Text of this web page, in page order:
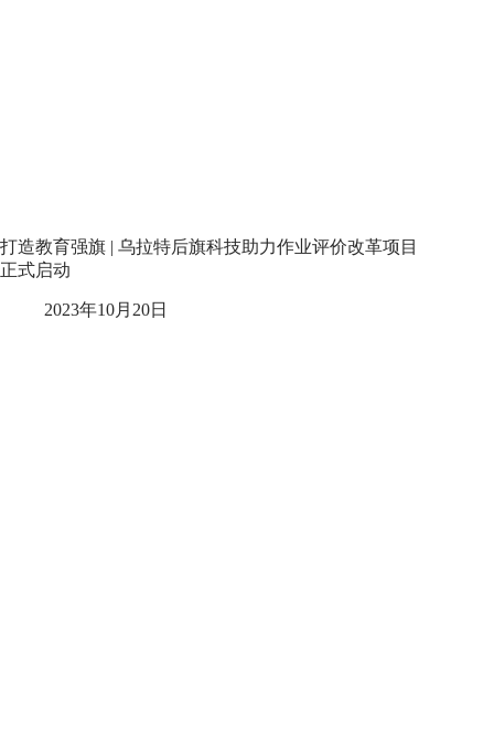
打造教育强旗 | 乌拉特后旗科技助力作业评价改革项目
正式启动
2023年10月20日